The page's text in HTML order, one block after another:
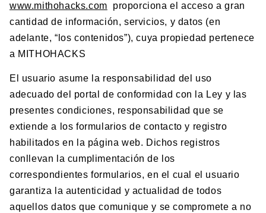
www.mithohacks.com proporciona el acceso a gran
cantidad de información, servicios, y datos (en
adelante, “los contenidos”), cuya propiedad pertenece
a MITHOHACKS
El usuario asume la responsabilidad del uso
adecuado del portal de conformidad con la Ley y las
presentes condiciones, responsabilidad que se
extiende a los formularios de contacto y registro
habilitados en la página web. Dichos registros
conllevan la cumplimentación de los
correspondientes formularios, en el cual el usuario
garantiza la autenticidad y actualidad de todos
aquellos datos que comunique y se compromete a no